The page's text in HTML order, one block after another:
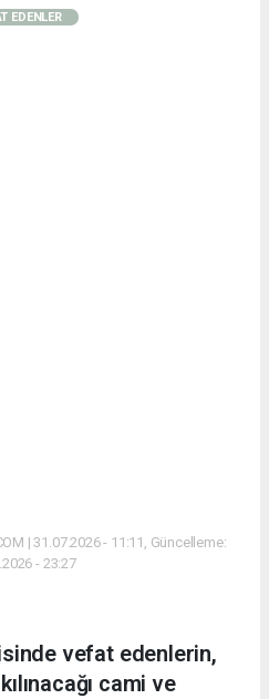
EDENLER
| 31.07.2026 - 11:11, Güncelleme:
- 23:27
vefat edenlerin,
cami ve